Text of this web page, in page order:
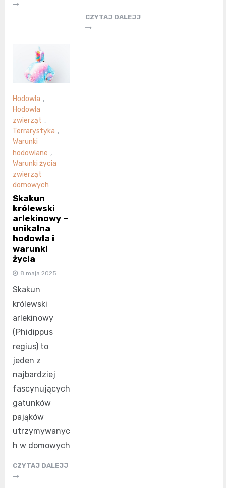
CZYTAJ DALEJJ
Hodowla ,
Hodowla
zwierząt ,
Terrarystyka ,
Warunki
hodowlane ,
Warunki życia
zwierząt
domowych
Skakun
królewski
arlekinowy –
unikalna
hodowla i
warunki
życia
8 maja 2025
Skakun
królewski
arlekinowy
(Phidippus
regius) to
jeden z
najbardziej
fascynujących
gatunków
pająków
utrzymywanyc
h w domowych
CZYTAJ DALEJJ